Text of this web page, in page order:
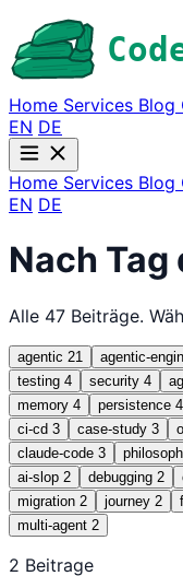
Home Services Blog
EN DE
Home Services Blog
EN DE
Nach
Alle 47 Beiträge.
agentic 21 agentic-
testing 4 security 4
memory 4 persistence 4
ci-cd 3 case-study 3
claude-code 3
ai-slop 2 debugging 2
migration 2 journey 2
multi-agent 2
2 Beitrage